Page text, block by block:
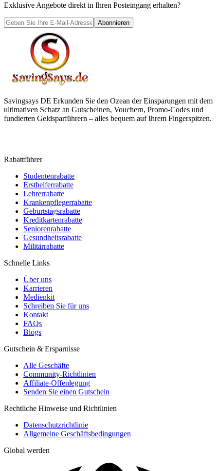
Exklusive Angebote direkt in Ihren Posteingang erhalten?
Abonnieren
Savingsays DE Erkunden Sie den Ozean der Einsparungen mit dem
ultimativen Schatz an Gutscheinen, Vouchern, Promo-Codes und
fundierten Geldsparführern – alles bequem auf Ihrem Fingerspitzen.
Rabattführer
Studentenrabatte
Ersthelferrabatte
Lehrerrabatte
Krankenpflegerrabatte
Geburtstagsrabatte
Kreditkartenrabatte
Seniorenrabatte
Gesundheitsrabatte
Militärrabatte
Schnelle Links
Über uns
Karrieren
Medienkit
Schreiben Sie für uns
Kontakt
FAQs
Blogs
Gutschein & Ersparnisse
Alle Geschäfte
Community-Richtlinien
Affiliate-Offenlegung
Senden Sie einen Gutschein
Rechtliche Hinweise und Richtlinien
Datenschutzrichtlinie
Allgemeine Geschäftsbedingungen
Global werden